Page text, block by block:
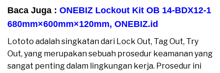
Baca Juga : ONEBIZ Lockout Kit OB 14-BDX12-1
680mm×600mm×120mm, ONEBIZ.id
Lototo adalah singkatan dari Lock Out, Tag Out, Try
Out, yang merupakan sebuah prosedur keamanan yang
sangat penting dalam lingkungan kerja. Prosedur ini